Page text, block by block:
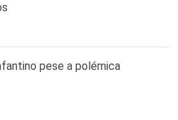
pese a polémica